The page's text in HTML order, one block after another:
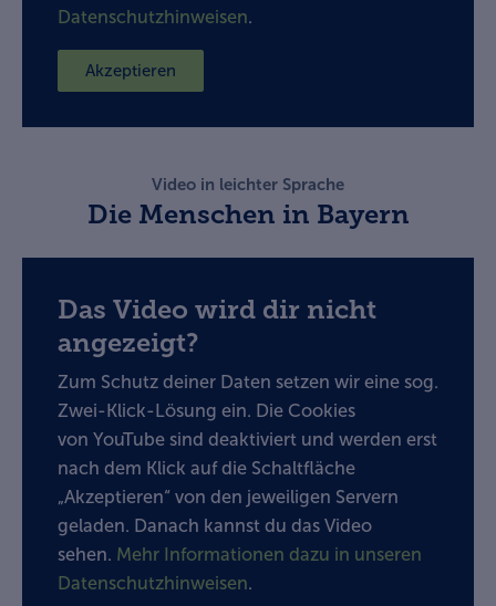
Datenschutzhinweisen.
Akzeptieren
Video in leichter Sprache
Die Menschen in Bayern
Das Video wird dir nicht
angezeigt?
Zum Schutz deiner Daten setzen wir eine sog.
Zwei-Klick-Lösung ein. Die Cookies
von YouTube sind deaktiviert und werden erst
nach dem Klick auf die Schaltfläche
„Akzeptieren“ von den jeweiligen Servern
geladen. Danach kannst du das Video
sehen. Mehr Informationen dazu in unseren
Datenschutzhinweisen.